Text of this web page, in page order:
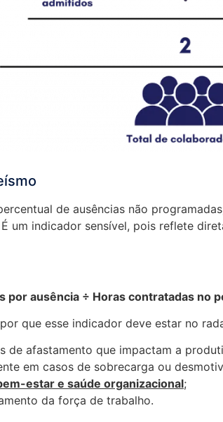
de ausências não
um indicador sensível, pois reflete
por ausência ÷ Horas contratadas no
que esse indicador deve estar no
de afastamento que impactam a
em casos de sobrecarga ou
estar e saúde organizacional;
da força de trabalho.